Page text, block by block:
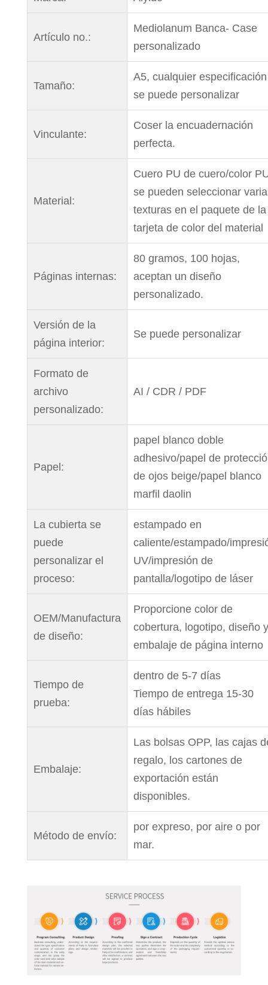
Artículo no.:
Mediolanum Banca- Case
personalizado
Tamaño:
A5, cualquier especificación
se puede personalizar
Vinculante:
Coser la encuadernación
perfecta.
Material:
Cuero PU de cuero/color
se pueden seleccionar
texturas en el paquete de la
tarjeta de color del material
Páginas internas:
80 gramos, 100 hojas,
aceptan un diseño
personalizado.
Versión de la
página interior:
Se puede personalizar
Formato de
archivo
personalizado:
AI / CDR / PDF
Papel:
papel blanco doble
adhesivo/papel de
de ojos beige/papel blanco
marfil daolin
La cubierta se
puede
personalizar el
proceso:
estampado en
caliente/estampado/
UV/impresión de
pantalla/logotipo de láser
OEM/Manufactura
de diseño:
Proporcione color de
cobertura, logotipo, diseño y
embalaje de página interno
Tiempo de
prueba:
dentro de 5-7 días
Tiempo de entrega 15-30
días hábiles
Embalaje:
Las bolsas OPP, las cajas
regalo, los cartones de
exportación están
disponibles.
Método de envío:
por expreso, por aire o por
mar.